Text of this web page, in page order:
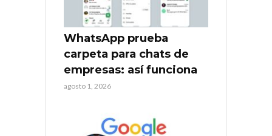
WhatsApp prueba
carpeta para chats de
empresas: así funciona
agosto 1, 2026